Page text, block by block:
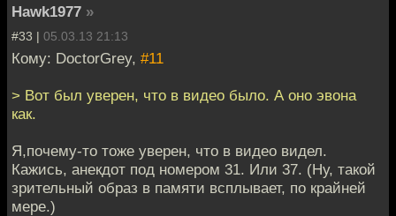
Hawk1977 »
#33 | 05.03.13 21:13
Кому: DoctorGrey, #11
> Вот был уверен, что в видео было. А оно эвона
как.
Я,почему-то тоже уверен, что в видео видел.
Кажись, анекдот под номером 31. Или 37. (Ну, такой
зрительный образ в памяти всплывает, по крайней
мере.)